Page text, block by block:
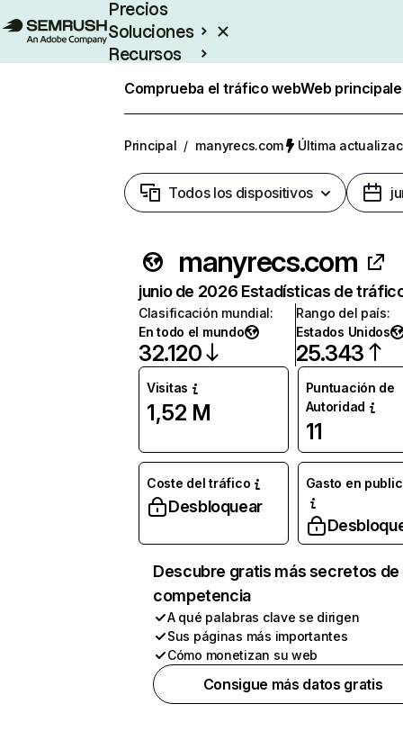
Precios
Soluciones
Recursos
Comprueba el tráfico webWeb
Principal / manyrecs.com Última
Todos los dispositivos
manyrecs.com
junio de 2026 Estadísticas de
Clasificación mundial:
En todo el mundo
32.120
Rango del país:
Estados Unidos
25.343
Visitas
1,52 M
Puntuación de
Autoridad
11
Coste del tráfico
Desbloquear
Gasto en
Descubre gratis más secretos de
competencia
A qué palabras clave se dirigen
Sus páginas más importantes
Cómo monetizan su web
Consigue más datos gratis